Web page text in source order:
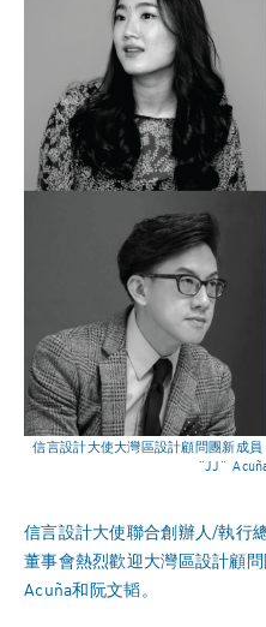
信言設計大使大灣區設計顧問團新成
“JJ”
信言設計大使聯合創辦人/執行
董事會熱烈歡迎大灣區設計顧
Acuña和阮文韬。